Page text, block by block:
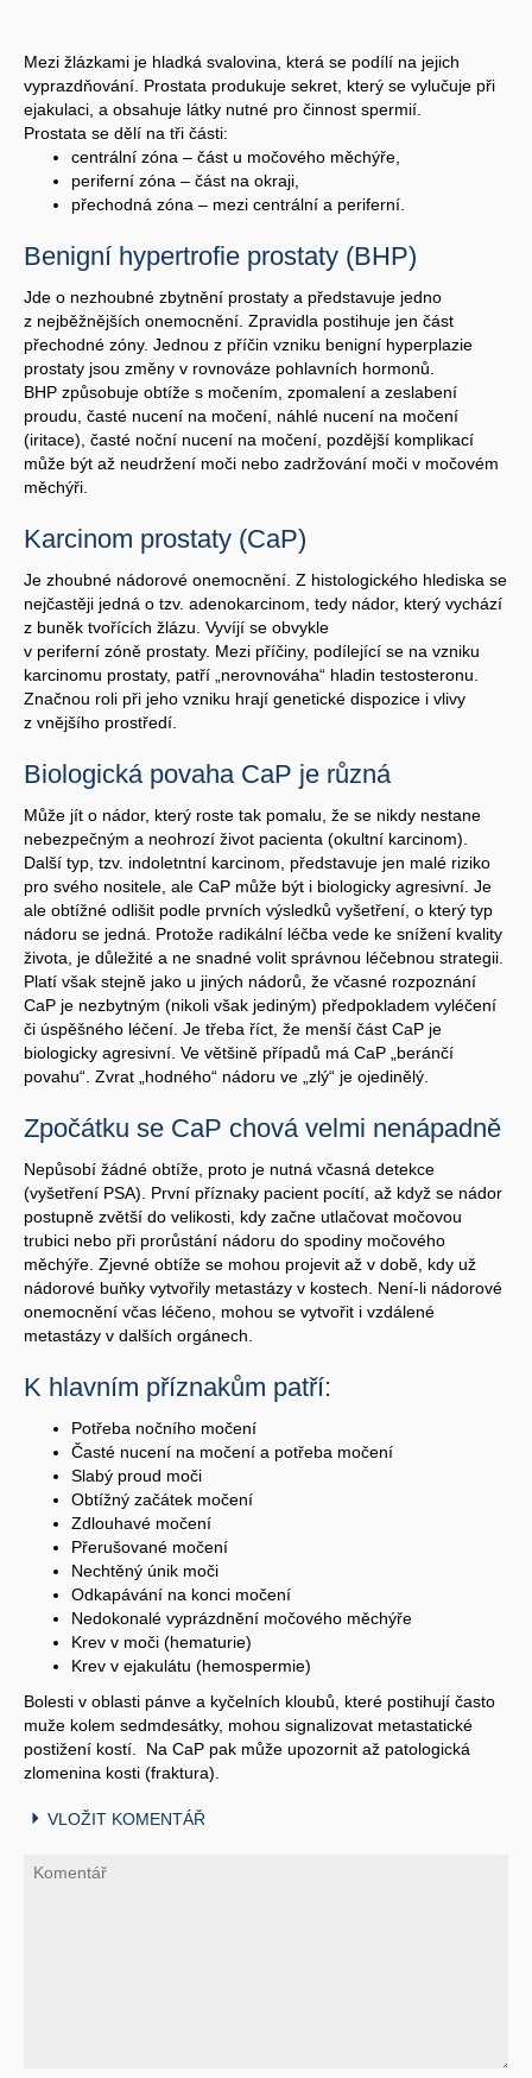
Mezi žlázkami je hladká svalovina, která se podílí na jejich
vyprazdňování. Prostata produkuje sekret, který se vylučuje při
ejakulaci, a obsahuje látky nutné pro činnost spermií.
Prostata se dělí na tři části:
centrální zóna – část u močového měchýře,
periferní zóna – část na okraji,
přechodná zóna – mezi centrální a periferní.
Benigní hypertrofie prostaty (BHP)
Jde o nezhoubné zbytnění prostaty a představuje jedno
z nejběžnějších onemocnění. Zpravidla postihuje jen část
přechodné zóny. Jednou z příčin vzniku benigní hyperplazie
prostaty jsou změny v rovnováze pohlavních hormonů.
BHP způsobuje obtíže s močením, zpomalení a zeslabení
proudu, časté nucení na močení, náhlé nucení na močení
(iritace), časté noční nucení na močení, pozdější komplikací
může být až neudržení moči nebo zadržování moči v močovém
měchýři.
Karcinom prostaty (CaP)
Je zhoubné nádorové onemocnění. Z histologického hlediska se
nejčastěji jedná o tzv. adenokarcinom, tedy nádor, který vychází
z buněk tvořících žlázu. Vyvíjí se obvykle
v periferní zóně prostaty. Mezi příčiny, podílející se na vzniku
karcinomu prostaty, patří „nerovnováha“ hladin testosteronu.
Značnou roli při jeho vzniku hrají genetické dispozice i vlivy
z vnějšího prostředí.
Biologická povaha CaP je různá
Může jít o nádor, který roste tak pomalu, že se nikdy nestane
nebezpečným a neohrozí život pacienta (okultní karcinom).
Další typ, tzv. indoletntní karcinom, představuje jen malé riziko
pro svého nositele, ale CaP může být i biologicky agresivní. Je
ale obtížné odlišit podle prvních výsledků vyšetření, o který typ
nádoru se jedná. Protože radikální léčba vede ke snížení kvality
života, je důležité a ne snadné volit správnou léčebnou strategii.
Platí však stejně jako u jiných nádorů, že včasné rozpoznání
CaP je nezbytným (nikoli však jediným) předpokladem vyléčení
či úspěšného léčení. Je třeba říct, že menší část CaP je
biologicky agresivní. Ve většině případů má CaP „beránčí
povahu“. Zvrat „hodného“ nádoru ve „zlý“ je ojedinělý.
Zpočátku se CaP chová velmi nenápadně
Nepůsobí žádné obtíže, proto je nutná včasná detekce
(vyšetření PSA). První příznaky pacient pocítí, až když se nádor
postupně zvětší do velikosti, kdy začne utlačovat močovou
trubici nebo při prorůstání nádoru do spodiny močového
měchýře. Zjevné obtíže se mohou projevit až v době, kdy už
nádorové buňky vytvořily metastázy v kostech. Není-li nádorové
onemocnění včas léčeno, mohou se vytvořit i vzdálené
metastázy v dalších orgánech.
K hlavním příznakům patří:
Potřeba nočního močení
Časté nucení na močení a potřeba močení
Slabý proud moči
Obtížný začátek močení
Zdlouhavé močení
Přerušované močení
Nechtěný únik moči
Odkapávání na konci močení
Nedokonalé vyprázdnění močového měchýře
Krev v moči (hematurie)
Krev v ejakulátu (hemospermie)
Bolesti v oblasti pánve a kyčelních kloubů, které postihují často
muže kolem sedmdesátky, mohou signalizovat metastatické
postižení kostí. Na CaP pak může upozornit až patologická
zlomenina kosti (fraktura).
VLOŽIT KOMENTÁŘ